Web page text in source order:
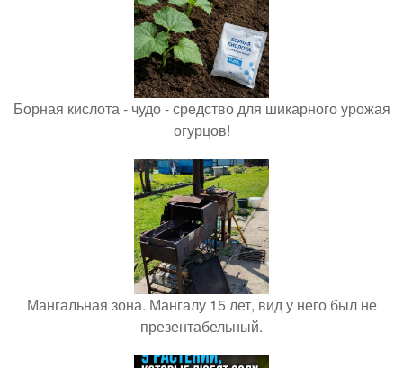
Борная кислота - чудо - средство для шикарного урожая
огурцов!
Мангальная зона. Мангалу 15 лет, вид у него был не
презентабельный.